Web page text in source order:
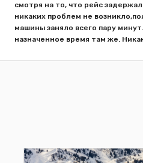
смотря на то, что рейс
никаких проблем не
машины заняло всего пару
назначенное время там же.